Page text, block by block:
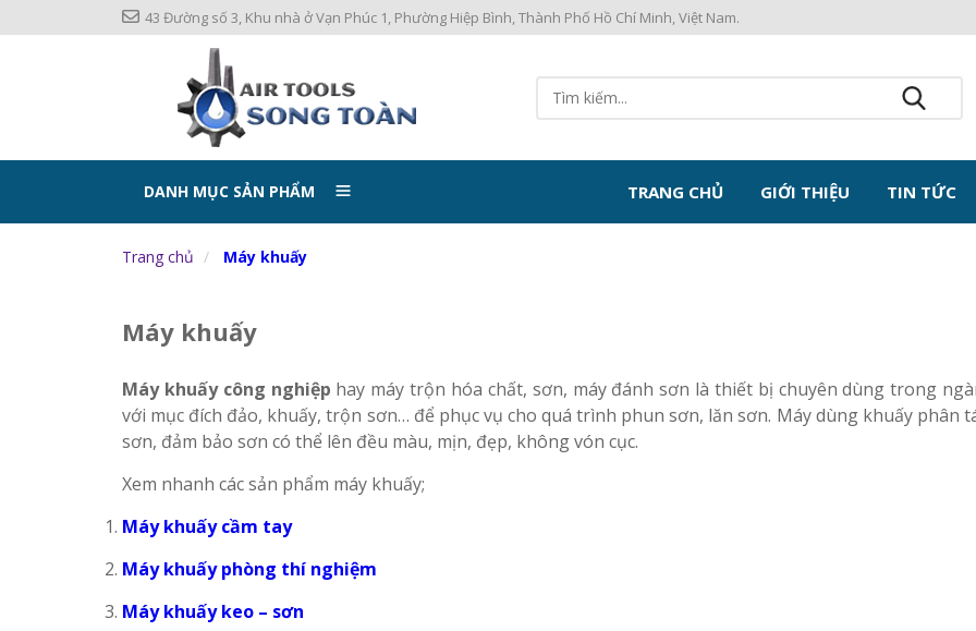
43 Đường số 3, Khu nhà ở Vạn Phúc 1, Phường Hiệp Bình, Thành Phố Hồ Chí Minh, Việt Nam.
DANH MỤC SẢN PHẨM TRANG CHỦ GIỚI THIỆU TIN TỨC
Trang chủ Máy khuấy
Máy khuấy
Máy khuấy công nghiệp hay máy trộn hóa chất, sơn, máy đánh sơn là thiết bị chuyên dùng trong
với mục đích đảo, khuấy, trộn sơn… để phục vụ cho quá trình phun sơn, lăn sơn. Máy dùng khuấy phân
sơn, đảm bảo sơn có thể lên đều màu, mịn, đẹp, không vón cục.
Xem nhanh các sản phẩm máy khuấy;
Máy khuấy cầm tay
Máy khuấy phòng thí nghiệm
Máy khuấy keo – sơn